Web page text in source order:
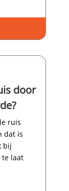
door
ruis
dat is
bij
laat